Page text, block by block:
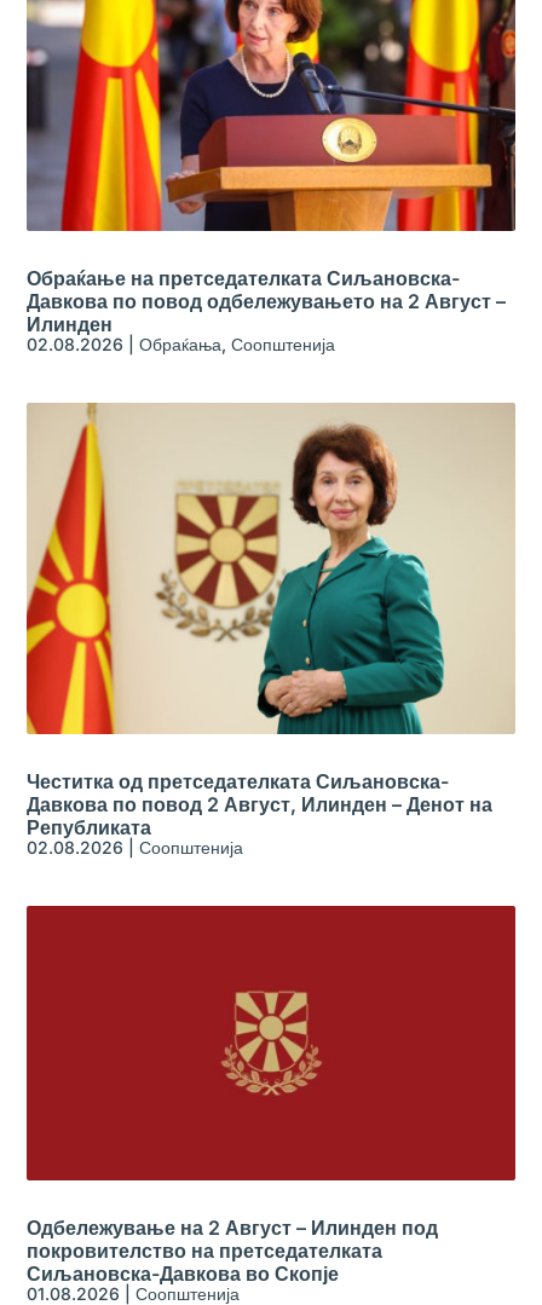
Обраќање на претседателката Сиљановска-
Давкова по повод одбележувањето на 2 Август –
Илинден
02.08.2026 |Обраќања,Соопштенија
Честитка од претседателката Сиљановска-
Давкова по повод 2 Август, Илинден – Денот на
Републиката
02.08.2026 |Соопштенија
Одбележување на 2 Август – Илинден под
покровителство на претседателката
Сиљановска-Давкова во Скопје
01.08.2026 |Соопштенија